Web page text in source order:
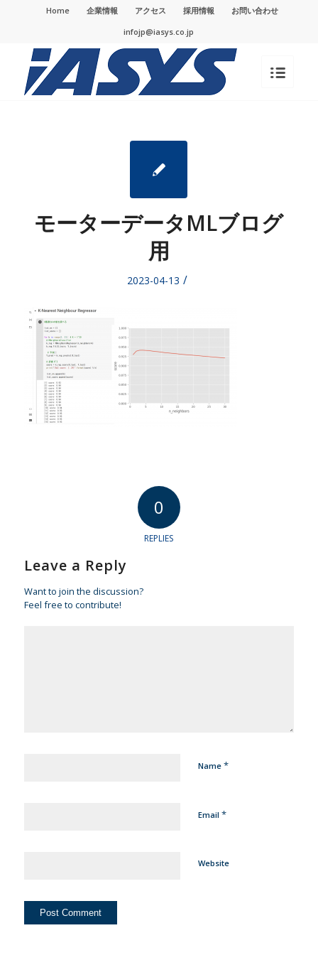
Home 企業情報 アクセス 採用情報
お問い合わせ
infojp@iasys.co.jp
モーターデータMLブログ
用
2023-04-13 /
0
REPLIES
Leave a Reply
Want to join the discussion?
Feel free to contribute!
Name *
Email *
Website